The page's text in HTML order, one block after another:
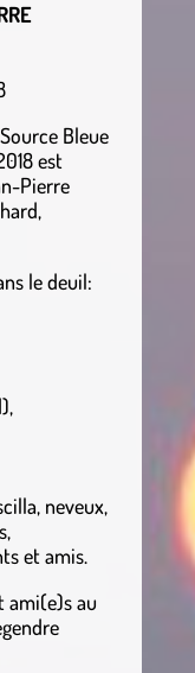
Bleue
est
Pierre
le deuil:
neveux,
et amis.
ami(e)s au